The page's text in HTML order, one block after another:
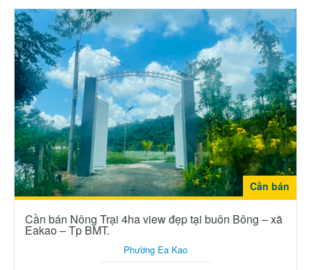
Cần bán
Cần bán Nông Trại 4ha view đẹp tại buôn Bông – xã
Eakao – Tp BMT.
Phường Ea Kao